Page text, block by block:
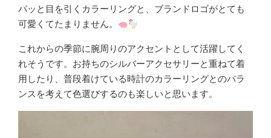
パッと目を引くカラーリングと、ブランドロゴがとても
可愛くてたまりません。
これからの季節に腕周りのアクセントとして活躍してく
れそうです。お持ちのシルバーアクセサリーと重ねて着
用したり、普段着けている時計のカラーリングとのバラ
ンスを考えて色選びするのも楽しいと思います。